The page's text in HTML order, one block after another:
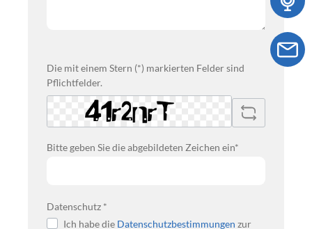
Die mit einem Stern (*) markierten Felder sind
Pflichtfelder.
Bitte geben Sie die abgebildeten Zeichen ein*
Datenschutz *
Ich habe die Datenschutzbestimmungen zur